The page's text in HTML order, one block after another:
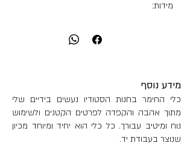
מידות:
מידע נוסף
כלי החימר בחנות הסטודיו נעשים בידיים שלי
מתוך אהבה והקפדה לפרטים הקטנים ולשימוש
נוח ומיטיב עבורך. כל כלי הוא יחיד ומיוחד מכיון
שנוצר בעבודת יד.